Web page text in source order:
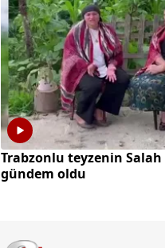
Trabzonlu teyzenin
gündem oldu